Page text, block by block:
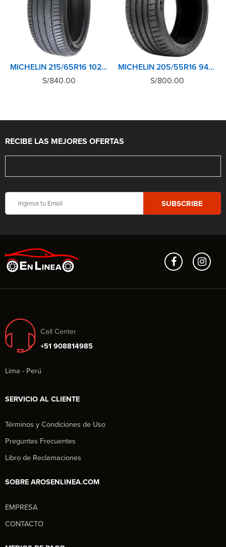
MICHELIN 215/65R16 102H XL TL PRIMACY 4+
S/840.00
MICHELIN 205/55R16 94Y XL TL PILOT SPORT 4
S/800.00
RECIBE LAS MEJORES OFERTAS
Call Center
+51 908814985
Lima - Perú
SERVICIO AL CLIENTE
Términos y Condiciones de Uso
Preguntas Frecuentes
Libro de Reclamaciones
SOBRE AROSENLINEA.COM
EMPRESA
CONTACTO